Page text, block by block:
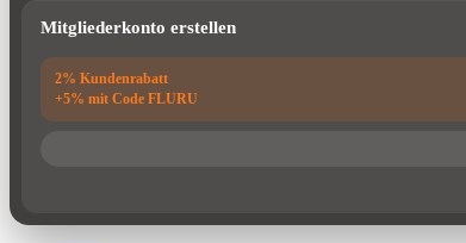
Mitgliederkonto erstellen